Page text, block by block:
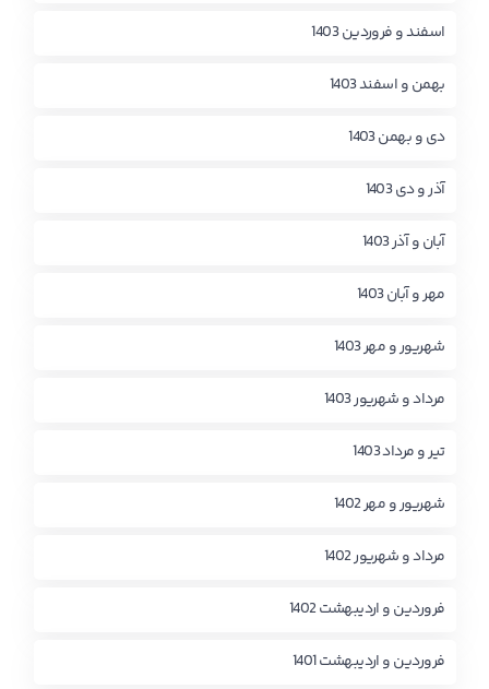
اسفند و فروردین 1403
بهمن و اسفند 1403
دی و بهمن 1403
آذر و دی 1403
آبان و آذر 1403
مهر و آبان 1403
شهریور و مهر 1403
مرداد و شهریور 1403
تیر و مرداد 1403
شهریور و مهر 1402
مرداد و شهریور 1402
فروردین و اردیبهشت 1402
فروردین و اردیبهشت 1401